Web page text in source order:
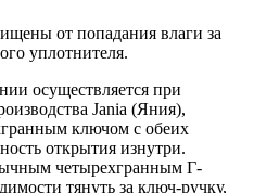
от попадания влаги за
уплотнителя.
осуществляется при
Jania (Яния),
ключом с обеих
открытия изнутри.
четырехгранным Г-
тянуть за ключ-ручку,